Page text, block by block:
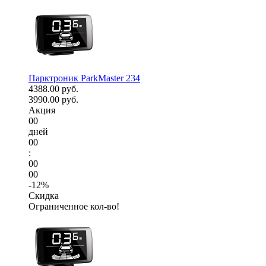
Парктроник ParkMaster 234
4388.00 руб.
3990.00 руб.
Акция
00
дней
00
:
00
00
-12%
Скидка
Ограниченное кол-во!